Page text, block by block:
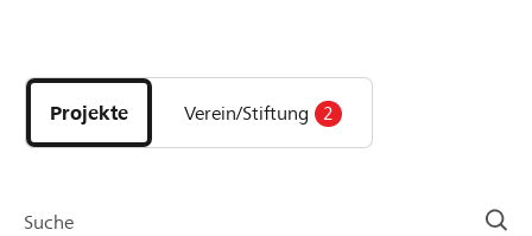
DE FR IT
Projekte
und
Organisationen
Projekte Verein/Stiftung 2
Suche